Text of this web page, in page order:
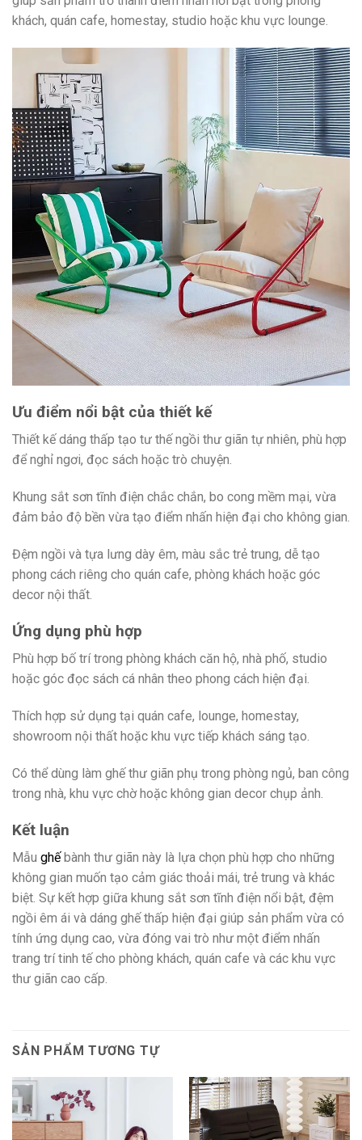
khách, quán cafe, homestay, studio hoặc khu vực lounge.
Ưu điểm nổi bật của thiết kế
Thiết kế dáng thấp tạo tư thế ngồi thư giãn tự nhiên, phù hợp
để nghỉ ngơi, đọc sách hoặc trò chuyện.
Khung sắt sơn tĩnh điện chắc chắn, bo cong mềm mại, vừa
đảm bảo độ bền vừa tạo điểm nhấn hiện đại cho không gian.
Đệm ngồi và tựa lưng dày êm, màu sắc trẻ trung, dễ tạo
phong cách riêng cho quán cafe, phòng khách hoặc góc
decor nội thất.
Ứng dụng phù hợp
Phù hợp bố trí trong phòng khách căn hộ, nhà phố, studio
hoặc góc đọc sách cá nhân theo phong cách hiện đại.
Thích hợp sử dụng tại quán cafe, lounge, homestay,
showroom nội thất hoặc khu vực tiếp khách sáng tạo.
Có thể dùng làm ghế thư giãn phụ trong phòng ngủ, ban công
trong nhà, khu vực chờ hoặc không gian decor chụp ảnh.
Kết luận
Mẫu ghếbành thư giãn này là lựa chọn phù hợp cho những
không gian muốn tạo cảm giác thoải mái, trẻ trung và khác
biệt. Sự kết hợp giữa khung sắt sơn tĩnh điện nổi bật, đệm
ngồi êm ái và dáng ghế thấp hiện đại giúp sản phẩm vừa có
tính ứng dụng cao, vừa đóng vai trò như một điểm nhấn
trang trí tinh tế cho phòng khách, quán cafe và các khu vực
thư giãn cao cấp.
SẢN PHẨM TƯƠNG TỰ